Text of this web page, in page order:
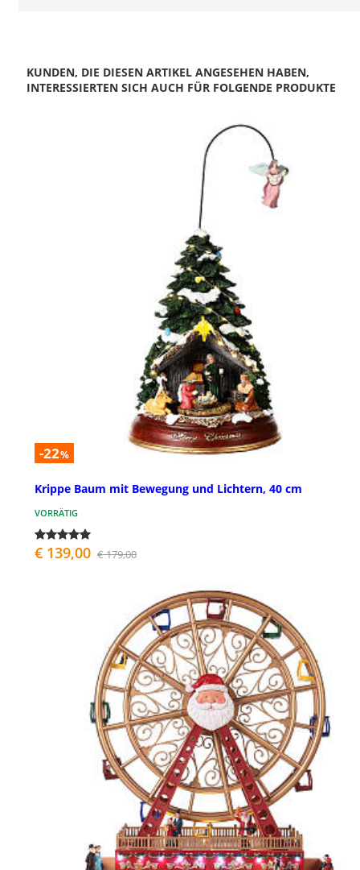
KUNDEN, DIE DIESEN ARTIKEL ANGESEHEN HABEN,
INTERESSIERTEN SICH AUCH FÜR FOLGENDE PRODUKTE
-22%
Krippe Baum mit Bewegung und Lichtern, 40 cm
VORRÄTIG
€ 139,00 € 179,00